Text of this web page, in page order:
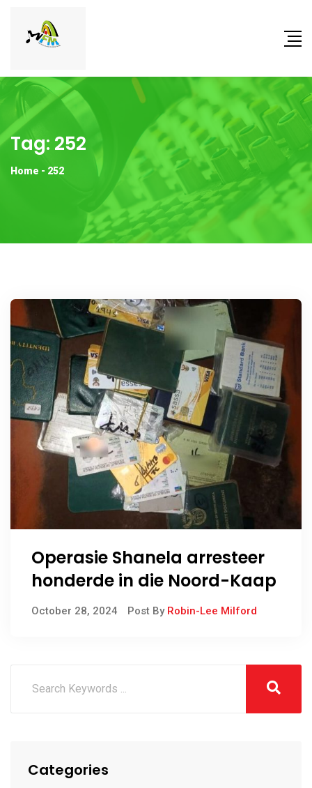
Tag: 252
Home - 252
Operasie Shanela arresteer
honderde in die Noord-Kaap
October 28, 2024 Post By Robin-Lee Milford
Categories